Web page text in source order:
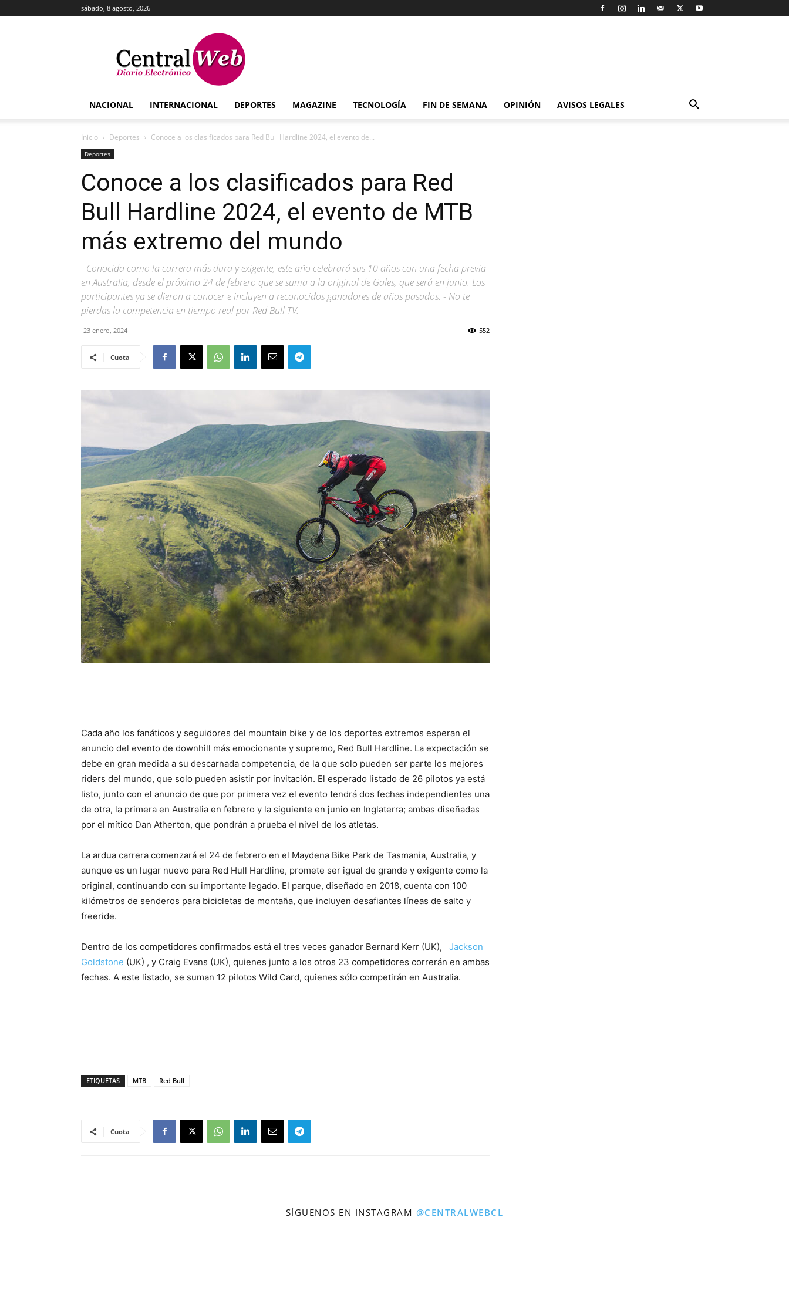
sábado, 8 agosto, 2026
Central
Web
NACIONAL INTERNACIONAL DEPORTES MAGAZINE TECNOLOGÍA FIN DE SEMANA OPINIÓN AVISOS LEGALES
Inicio Deportes Conoce a los clasificados para Red Bull Hardline 2024, el evento de...
Deportes
Conoce a los clasificados para Red
Bull Hardline 2024, el evento de MTB
más extremo del mundo
- Conocida como la carrera más dura y exigente, este año celebrará sus 10 años con una fecha previa
en Australia, desde el próximo 24 de febrero que se suma a la original de Gales, que será en junio. Los
participantes ya se dieron a conocer e incluyen a reconocidos ganadores de años pasados. - No te
pierdas la competencia en tiempo real por Red Bull TV.
23 enero, 2024 552
Cuota
Cada año los fanáticos y seguidores del mountain bike y de los deportes extremos esperan el
anuncio del evento de downhill más emocionante y supremo, Red Bull Hardline. La expectación se
debe en gran medida a su descarnada competencia, de la que solo pueden ser parte los mejores
riders del mundo, que solo pueden asistir por invitación. El esperado listado de 26 pilotos ya está
listo, junto con el anuncio de que por primera vez el evento tendrá dos fechas independientes una
de otra, la primera en Australia en febrero y la siguiente en junio en Inglaterra; ambas diseñadas
por el mítico Dan Atherton, que pondrán a prueba el nivel de los atletas.
La ardua carrera comenzará el 24 de febrero en el Maydena Bike Park de Tasmania, Australia, y
aunque es un lugar nuevo para Red Hull Hardline, promete ser igual de grande y exigente como la
original, continuando con su importante legado. El parque, diseñado en 2018, cuenta con 100
kilómetros de senderos para bicicletas de montaña, que incluyen desafiantes líneas de salto y
freeride.
Dentro de los competidores confirmados está el tres veces ganador Bernard Kerr (UK),
Jackson
Goldstone (UK) , y Craig Evans (UK), quienes junto a los otros 23 competidores correrán en ambas
fechas. A este listado, se suman 12 pilotos Wild Card, quienes sólo competirán en Australia.
ETIQUETAS MTB Red Bull
Cuota
SÍGUENOS EN INSTAGRAM @CENTRALWEBCL